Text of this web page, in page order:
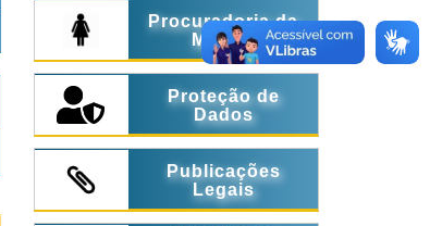
Procuradoria da
Mulher
Proteção de
Dados
Publicações
Legais